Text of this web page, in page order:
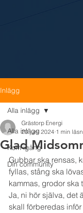
Inlägg
Alla inlägg
Kom igång
Din community
Alla inlägg
Glad
Grästorp Energi
20 juni 2024 1 min
Gubbar ska rensas,
fyllas, stång ska
kammas, grodor ska
Ja, ni hör själva, det
skall förberedas